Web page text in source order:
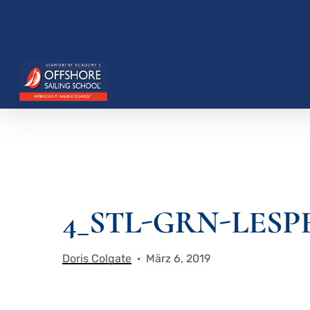
Drücken Sie die Eingabetaste, um zu suchen,
4_STL-GRN-
Doris Colgate März 6, 2019